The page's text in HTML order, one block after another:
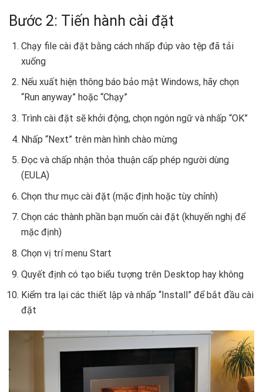
Bước 2: Tiến hành cài đặt
Chạy file cài đặt bằng cách nhấp đúp vào tệp đã tải
xuống
Nếu xuất hiện thông báo bảo mật Windows, hãy chọn
“Run anyway” hoặc “Chạy”
Trình cài đặt sẽ khởi động, chọn ngôn ngữ và nhấp “OK”
Nhấp “Next” trên màn hình chào mừng
Đọc và chấp nhận thỏa thuận cấp phép người dùng
(EULA)
Chọn thư mục cài đặt (mặc định hoặc tùy chỉnh)
Chọn các thành phần bạn muốn cài đặt (khuyến nghị để
mặc định)
Chọn vị trí menu Start
Quyết định có tạo biểu tượng trên Desktop hay không
Kiểm tra lại các thiết lập và nhấp “Install” để bắt đầu cài
đặt